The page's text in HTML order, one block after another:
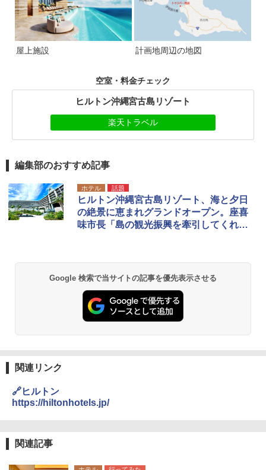
屋上施設 計画地周辺の地図
空室・料金チェック
ヒルトン沖縄宮古島リゾート
楽天トラベル
編集部のおすすめ記事
ホテル 話題
ヒルトン沖縄宮古島リゾート、海と夕日
の絶景に恵まれグランドオープン。座喜
味市長「島の観光振興を牽引してくれる
Google 検索で当サイトの記事を優先表示させる
関連リンク
🔗ヒルトン
https://hiltonhotels.jp/
関連記事